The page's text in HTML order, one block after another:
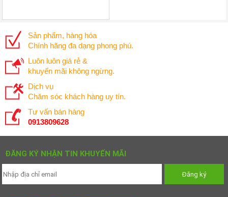
Sản phẩm, hàng hóa
Chính hãng đa dạng phong phú.
Luôn luôn giá rẻ &
khuyến mãi không ngừng.
Dịch vụ
Chăm sóc khách hàng uy tín.
Tư vấn bán hàng
0913809628
ĐĂNG KÝ NHẬN TIN KHUYẾN MÃI